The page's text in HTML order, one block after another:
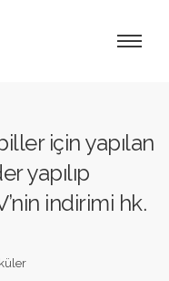
için yapılan
yapılıp
indirimi hk.